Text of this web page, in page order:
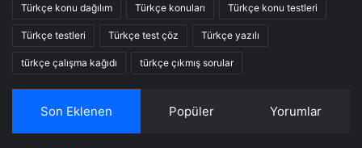
Türkçe konu dağılım Türkçe konuları Türkçe konu testleri
Türkçe testleri Türkçe test çöz Türkçe yazılı
türkçe çalışma kağıdı türkçe çıkmış sorular
Son Eklenen Popüler Yorumlar